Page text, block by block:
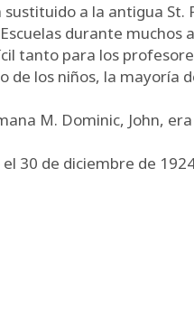
sustituido a la antigua
durante muchos
tanto para los
de los niños, la mayoría
M. Dominic, John,
30 de diciembre de